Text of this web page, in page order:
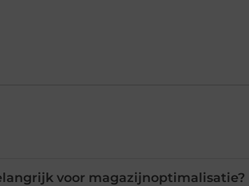
voor magazijnoptimalisatie?